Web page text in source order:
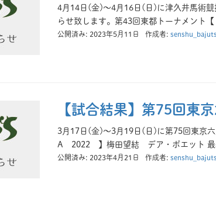
4月14日(金)～4月16日(日)に津久井馬術
らせ致します。第43回東都トーナメン
公開済み: 2023年5月11日 作成者:
【試合結果】第75回東
3月17日(金)～3月19日(日)に第75回東京
A 2022 】梅田望結 デア・ポエット 最
公開済み: 2023年4月21日 作成者: